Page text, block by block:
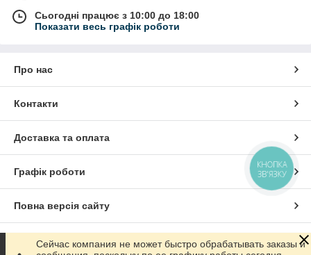
Сьогодні працює з 10:00 до 18:00
Показати весь графік роботи
Про нас
Контакти
Доставка та оплата
Графік роботи
Повна версія сайту
Сайт створено на маркетплейсі Prom.ua
Сейчас компания не может быстро обрабатывать заказы и
КНОПКА
ЗВ'ЯЗКУ